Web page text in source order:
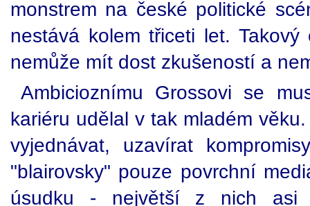
monstrem na české politické
nestává kolem třiceti let.
nemůže mít dost zkušeností a
Ambicioznímu Grossovi se
kariéru udělal v tak mladém
vyjednávat, uzavírat
"blairovsky" pouze povrchní
úsudku - největší z nich